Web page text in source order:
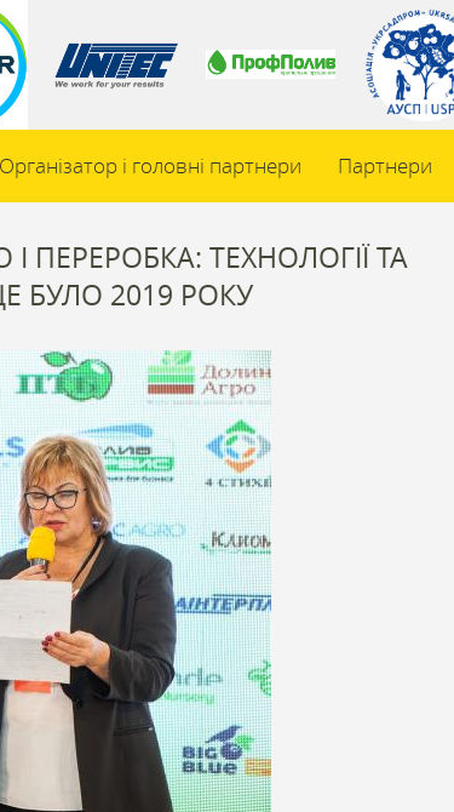
Організатор і головні партнери Партнери
ПЕРЕРОБКА: ТЕХНОЛОГІЇ ТА
БУЛО 2019 РОКУ